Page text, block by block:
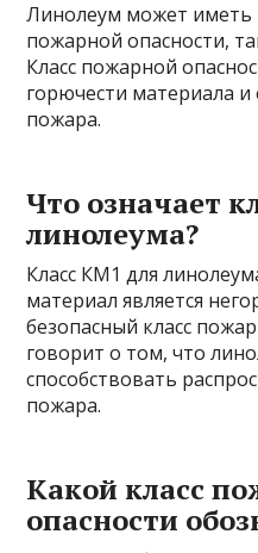
Линолеум может иметь
пожарной опасности,
Класс пожарной
горючести материала и
пожара.
Что означает
линолеума?
Класс КМ1 для
материал является
безопасный класс
говорит о том, что
способствовать
пожара.
Какой класс
опасности